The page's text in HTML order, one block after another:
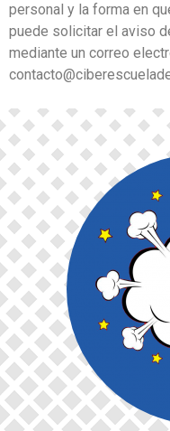
personal y la forma en
puede solicitar el aviso
mediante un correo